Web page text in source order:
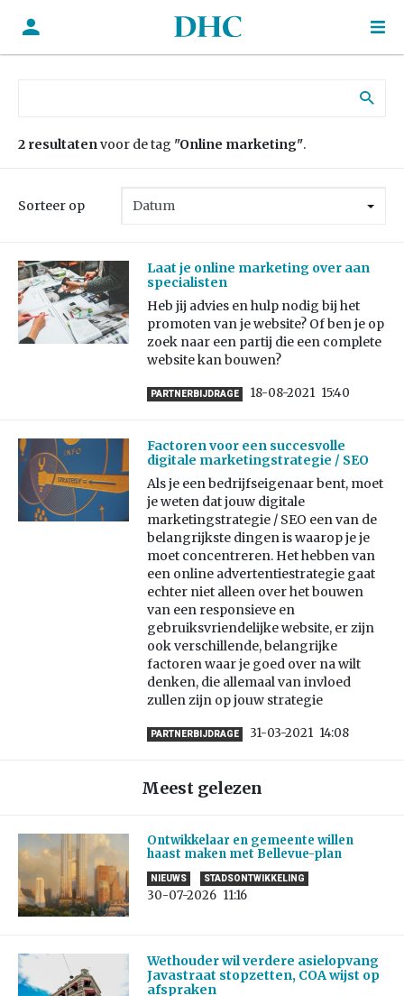
2 resultatenvoor de tag "Online marketing".
Sorteer op
Laat je online marketing over aan
specialisten
Heb jij advies en hulp nodig bij het
promoten van je website? Of ben je op
zoek naar een partij die een complete
website kan bouwen?
PARTNERBIJDRAGE 18-08-2021 15:40
Factoren voor een succesvolle
digitale marketingstrategie / SEO
Als je een bedrijfseigenaar bent, moet
je weten dat jouw digitale
marketingstrategie / SEO een van de
belangrijkste dingen is waarop je je
moet concentreren. Het hebben van
een online advertentiestrategie gaat
echter niet alleen over het bouwen
van een responsieve en
gebruiksvriendelijke website, er zijn
ook verschillende, belangrijke
factoren waar je goed over na wilt
denken, die allemaal van invloed
zullen zijn op jouw strategie
PARTNERBIJDRAGE 31-03-2021 14:08
Meest gelezen
Ontwikkelaar en gemeente willen
haast maken met Bellevue-plan
NIEUWS STADSONTWIKKELING
30-07-2026 11:16
Wethouder wil verdere asielopvang
Javastraat stopzetten, COA wijst op
afspraken